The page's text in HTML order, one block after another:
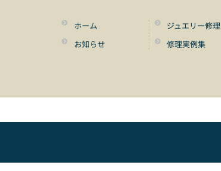
ホーム
お知らせ
ジュエリー修理
修理実例集